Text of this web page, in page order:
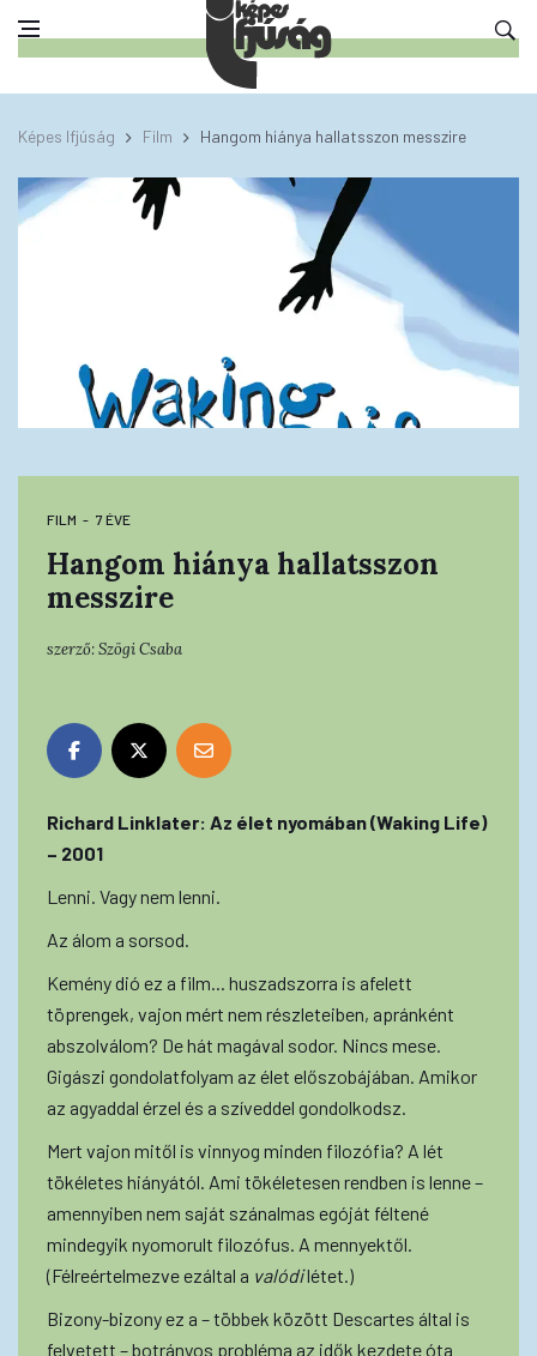
Képes Ifjúság Film Hangom hiánya hallatsszon messzire
FILM 7 ÉVE
Hangom hiánya hallatsszon
messzire
szerző:Szögi Csaba
Richard Linklater: Az élet nyomában (Waking Life)
– 2001
Lenni. Vagy nem lenni.
Az álom a sorsod.
Kemény dió ez a film... huszadszorra is afelett
töprengek, vajon mért nem részleteiben, apránként
abszolválom? De hát magával sodor. Nincs mese.
Gigászi gondolatfolyam az élet előszobájában. Amikor
az agyaddal érzel és a szíveddel gondolkodsz.
Mert vajon mitől is vinnyog minden filozófia? A lét
tökéletes hiányától. Ami tökéletesen rendben is lenne –
amennyiben nem saját szánalmas egóját féltené
mindegyik nyomorult filozófus. A mennyektől.
(Félreértelmezve ezáltal a valódilétet.)
Bizony-bizony ez a – többek között Descartes által is
felvetett – botrányos probléma az idők kezdete óta